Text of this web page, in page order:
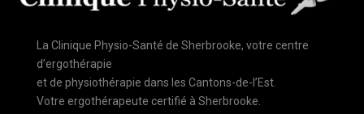
La Clinique Physio-Santé de Sherbrooke, votre centre
d’ergothérapie
et de physiothérapie dans les Cantons-de-l’Est.
Votre ergothérapeute certifié à Sherbrooke.